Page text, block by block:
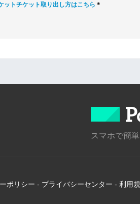
ットチケット取り出し方はこちら ＊
スマホで簡
ポリシー - プライバシーセンター - 利用